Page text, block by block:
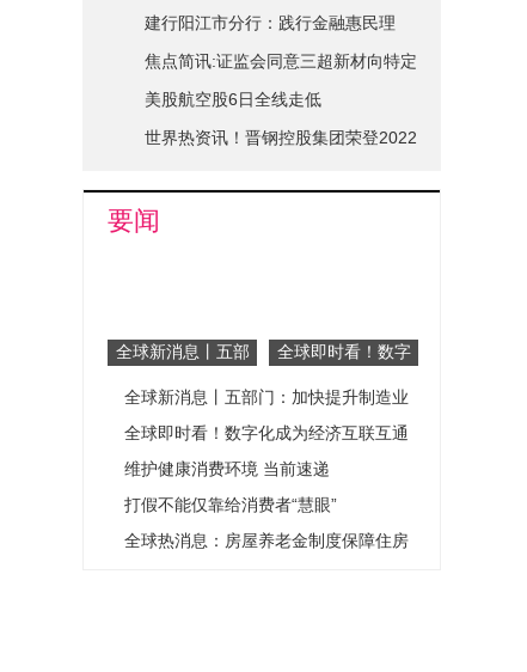
在山西综改区开建
建行阳江市分行：践行金融惠民理
念-全球关注
焦点简讯:证监会同意三超新材向特定
对象发行股票的注册申请
美股航空股6日全线走低
世界热资讯！晋钢控股集团荣登2022
要闻
全球新消息丨五部
业关键产品可靠性
水平
全球即时看！数字
通强大动力
全球新消息丨五部门：加快提升制造业
关键产品可靠性水平
全球即时看！数字化成为经济互联互通
强大动力
维护健康消费环境 当前速递
打假不能仅靠给消费者“慧眼”
全球热消息：房屋养老金制度保障住房